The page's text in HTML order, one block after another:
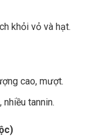
khỏi vỏ và hạt.
cao, mượt.
tannin.